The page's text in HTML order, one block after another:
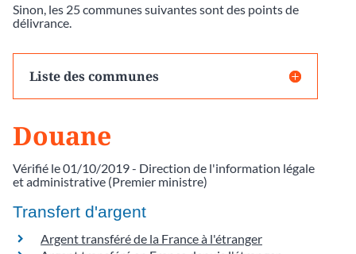
Sinon, les 25 communes suivantes sont des points de
délivrance.
Liste des communes
Douane
Vérifié le 01/10/2019 - Direction de l'information légale
et administrative (Premier ministre)
Transfert d'argent
Argent transféré de la France à l'étranger